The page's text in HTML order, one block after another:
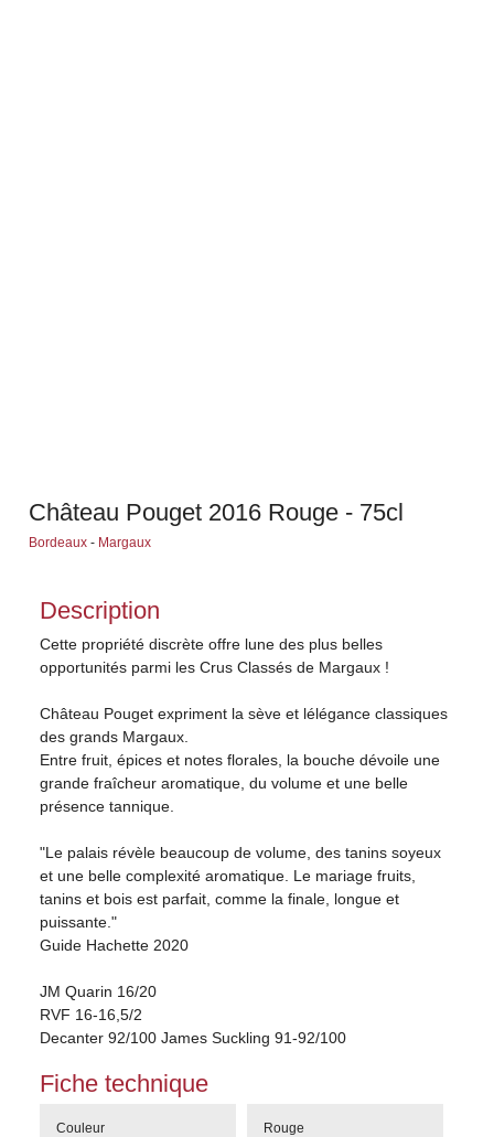
Château Pouget 2016 Rouge - 75cl
Bordeaux - Margaux
Description
Cette propriété discrète offre lune des plus belles
opportunités parmi les Crus Classés de Margaux !
Château Pouget expriment la sève et lélégance classiques
des grands Margaux.
Entre fruit, épices et notes florales, la bouche dévoile une
grande fraîcheur aromatique, du volume et une belle
présence tannique.
"Le palais révèle beaucoup de volume, des tanins soyeux
et une belle complexité aromatique. Le mariage fruits,
tanins et bois est parfait, comme la finale, longue et
puissante."
Guide Hachette 2020
JM Quarin 16/20
RVF 16-16,5/2
Decanter 92/100 James Suckling 91-92/100
Fiche technique
Couleur Rouge